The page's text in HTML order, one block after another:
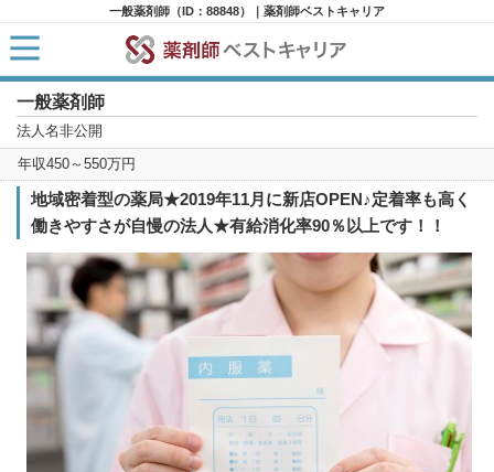
一般薬剤師（ID：88848）｜薬剤師ベストキャリア
一般薬剤師
法人名非公開
年収450～550万円
地域密着型の薬局★2019年11月に新店OPEN♪定着率も高く
働きやすさが自慢の法人★有給消化率90％以上です！！
HOME
求人検索
新着求人
求人ランキング
キャリアアドバイザー紹介
コラム
転職支援サービスに申し込む